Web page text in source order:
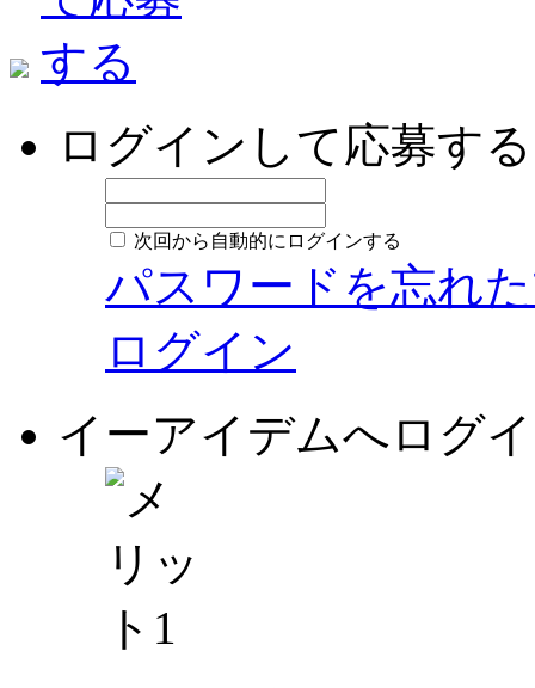
ログインして応募する
次回から自動的にログインする
パスワードを忘れ
ログイン
イーアイデムへログ